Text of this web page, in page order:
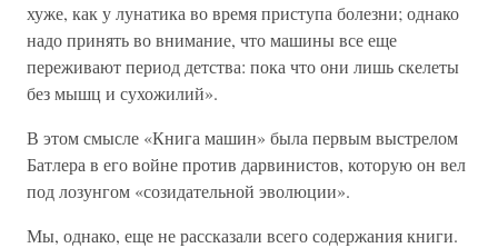
хуже, как у лунатика во время приступа болезни; однако
надо принять во внимание, что машины все еще
переживают период детства: пока что они лишь скелеты
без мышц и сухожилий».
В этом смысле «Книга машин» была первым выстрелом
Батлера в его войне против дарвинистов, которую он вел
под лозунгом «созидательной эволюции».
Мы, однако, еще не рассказали всего содержания книги.